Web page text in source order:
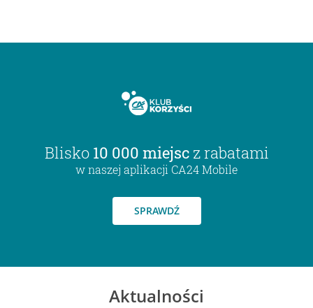
Blisko 10 000 miejsc z rabatami
w naszej aplikacji CA24 Mobile
SPRAWDŹ
Aktualności